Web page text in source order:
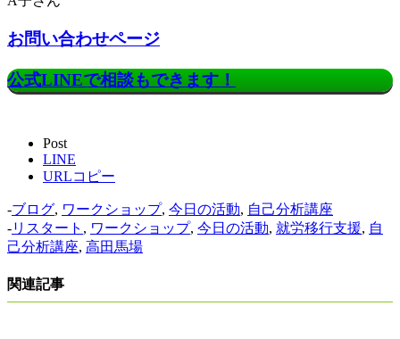
お問い合わせページ
公式LINEで相談もできます！
Post
LINE
URLコピー
-ブログ, ワークショップ, 今日の活動, 自己分析講座
-リスタート , ワークショップ, 今日の活動, 就労移行支援, 自
己分析講座, 高田馬場
関連記事